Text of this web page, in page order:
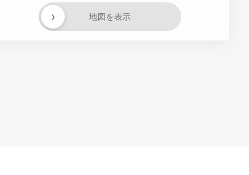
地図を表示
›